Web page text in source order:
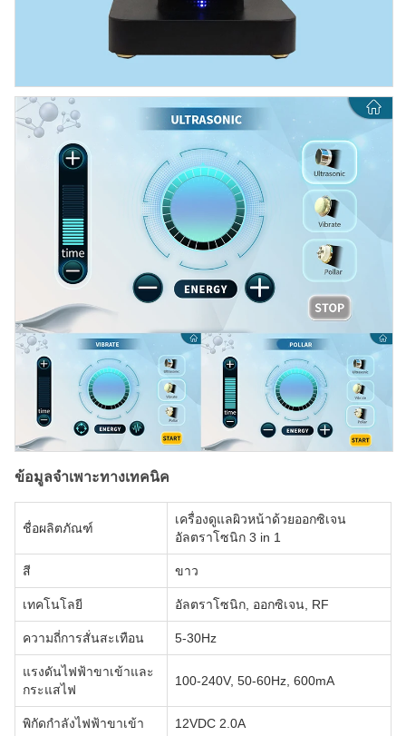
ข้อมูลจำเพาะทางเทคนิค
ชื่อผลิตภัณฑ์
เครื่องดูแลผิวหน้าด้วยออกซิเจน
อัลตราโซนิก 3 in 1
สี ขาว
เทคโนโลยี อัลตราโซนิก, ออกซิเจน, RF
ความถี่การสั่นสะเทือน 5-30Hz
แรงดันไฟฟ้าขาเข้าและ
กระแสไฟ
100-240V, 50-60Hz, 600mA
พิกัดกำลังไฟฟ้าขาเข้า 12VDC 2.0A